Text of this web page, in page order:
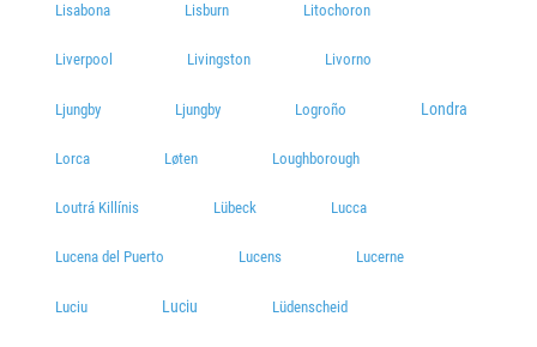
Lisabona Lisburn Litochoron
Liverpool Livingston Livorno
Ljungby Ljungby Logroño Londra
Lorca Løten Loughborough
Loutrá Killínis Lübeck Lucca
Lucena del Puerto Lucens Lucerne
Luciu Luciu Lüdenscheid